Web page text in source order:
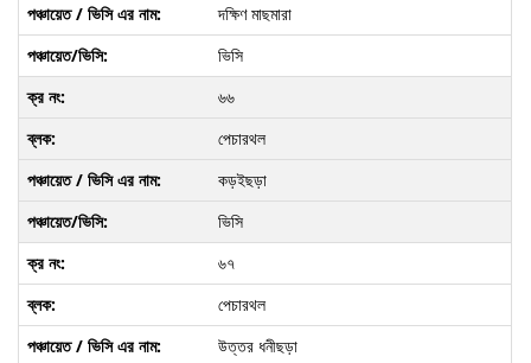
দক্ষিণ মাছমারা
ভিসি
৬৬
পেচারথল
কড়ইছড়া
ভিসি
৬৭
পেচারথল
উত্তর ধনীছড়া